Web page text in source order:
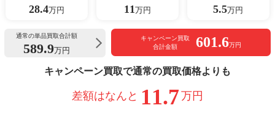
28.4万円 11 万円 5.5万円
通常の単品買取合計額
589.9万円
キャンペーン買取
合計金額
601.6万円
キャンペーン買取で通常の買取価格よりも
差額はなんと 11.7万円